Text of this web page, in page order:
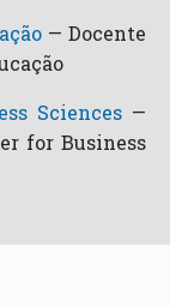
— Docente
Sciences —
for Business